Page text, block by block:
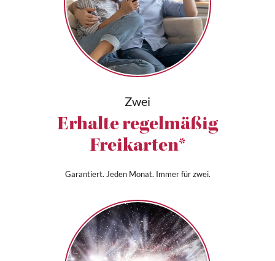
Zwei
Erhalte regelmäßig
Freikarten*
Garantiert. Jeden Monat. Immer für zwei.